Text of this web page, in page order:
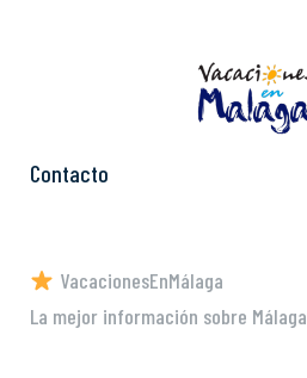
Contacto
VacacionesEnMálaga
La mejor información sobre Málaga